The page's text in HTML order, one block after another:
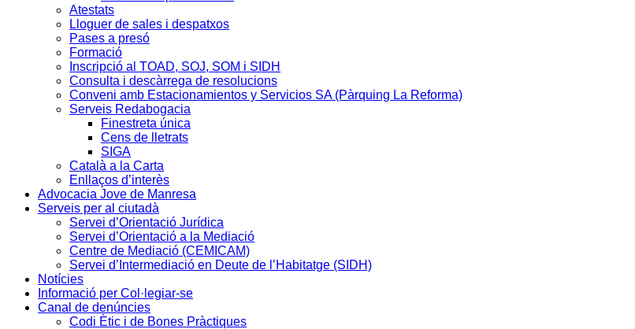
Atestats
Lloguer de sales i despatxos
Pases a presó
Formació
Inscripció al TOAD, SOJ, SOM i SIDH
Consulta i descàrrega de resolucions
Conveni amb Estacionamientos y Servicios SA (Pàrquing La Reforma)
Serveis Redabogacia
Finestreta única
Cens de lletrats
SIGA
Català a la Carta
Enllaços d’interès
Advocacia Jove de Manresa
Serveis per al ciutadà
Servei d’Orientació Jurídica
Servei d’Orientació a la Mediació
Centre de Mediació (CEMICAM)
Servei d’Intermediació en Deute de l’Habitatge (SIDH)
Notícies
Informació per Col·legiar-se
Canal de denúncies
Codi Ètic i de Bones Pràctiques